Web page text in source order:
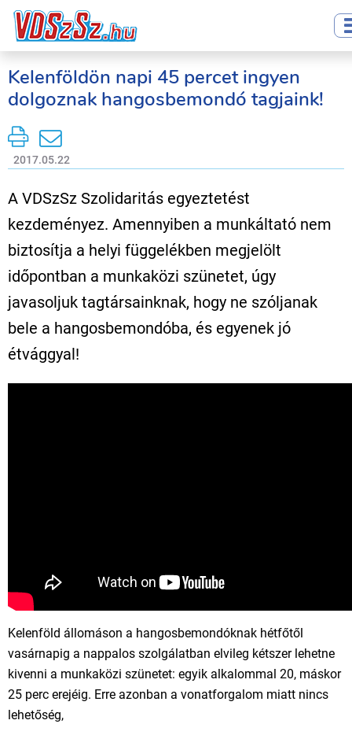
Kelenföldön napi 45 percet ingyen
dolgoznak hangosbemondó tagjaink!
2017.05.22
A VDSzSz Szolidaritás egyeztetést
kezdeményez. Amennyiben a munkáltató nem
biztosítja a helyi függelékben megjelölt
időpontban a munkaközi szünetet, úgy
javasoljuk tagtársainknak, hogy ne szóljanak
bele a hangosbemondóba, és egyenek jó
étvággyal!
Kelenföld állomáson a hangosbemondóknak hétfőtől
vasárnapig a nappalos szolgálatban elvileg kétszer lehetne
kivenni a munkaközi szünetet: egyik alkalommal 20, máskor
25 perc erejéig. Erre azonban a vonatforgalom miatt nincs
lehetőség,